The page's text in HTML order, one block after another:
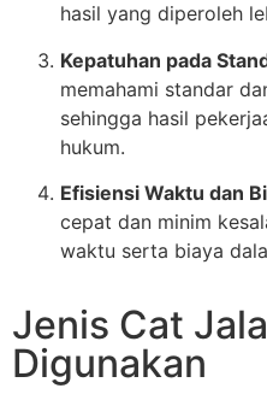
hasil yang diperoleh
Kepatuhan pada
memahami standar
sehingga hasil
hukum.
Efisiensi Waktu dan
cepat dan minim
waktu serta biaya
Jenis Cat
Digunakan